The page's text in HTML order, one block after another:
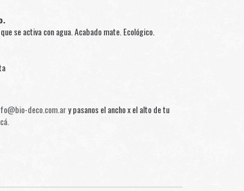
se activa con agua. Acabado mate. Ecológico.
deco.com.ary pasanos el ancho x el alto de tu